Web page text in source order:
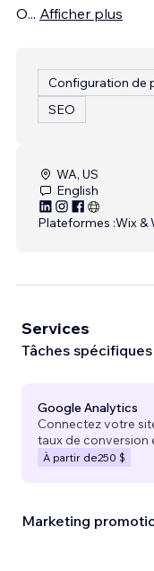
O... Afficher plus
Configuration de
SEO
WA, US
English
Plateformes :Wix &
Services
Tâches spécifiques
Google Analytics
Connectez votre
taux de conversion
À partir de250 $
Marketing